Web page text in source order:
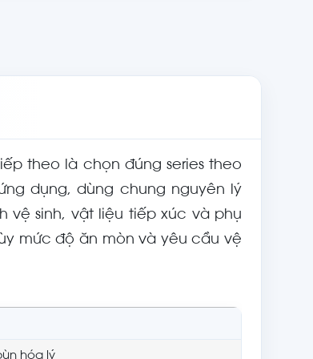
theo là chọn đúng series theo
dụng, dùng chung nguyên lý
vệ sinh, vật liệu tiếp xúc và phụ
mức độ ăn mòn và yêu cầu vệ
hóa lý